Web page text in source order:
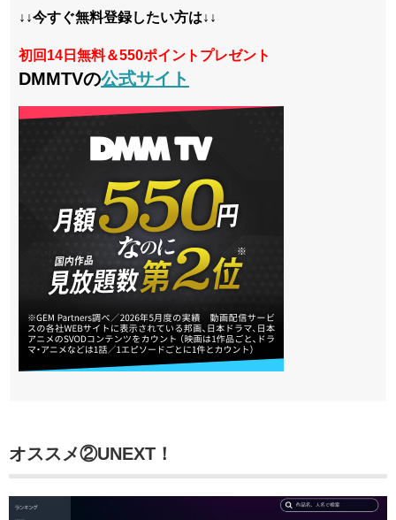
↓↓今すぐ無料登録したい方は↓↓
初回14日無料＆550ポイントプレゼント
DMMTVの公式サイト
オススメ②UNEXT！